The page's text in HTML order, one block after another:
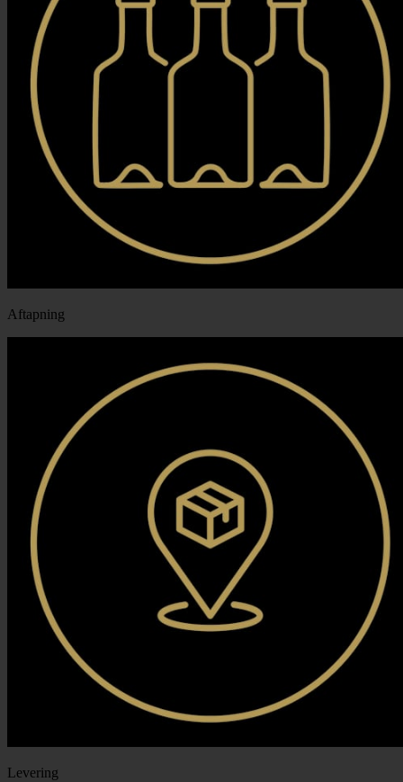
Aftapning
Levering